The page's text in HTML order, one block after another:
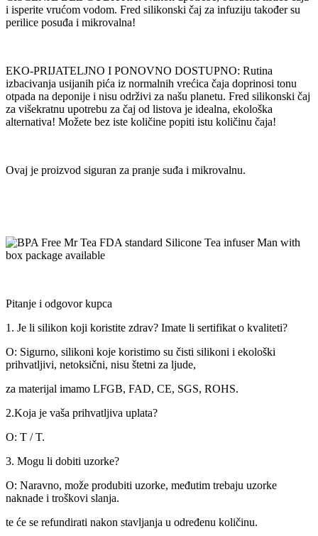
i isperite vrućom vodom. Fred silikonski čaj za infuziju također su
perilice posuđa i mikrovalna!
EKO-PRIJATELJNO I PONOVNO DOSTUPNO: Rutina
izbacivanja usijanih pića iz normalnih vrećica čaja doprinosi tonu
otpada na deponije i nisu održivi za našu planetu. Fred silikonski čaj
za višekratnu upotrebu za čaj od listova je idealna, ekološka
alternativa! Možete bez iste količine popiti istu količinu čaja!
Ovaj je proizvod siguran za pranje suđa i mikrovalnu.
Pitanje i odgovor kupca
1. Je li silikon koji koristite zdrav? Imate li sertifikat o kvaliteti?
O: Sigurno, silikoni koje koristimo su čisti silikoni i ekološki
prihvatljivi, netoksični, nisu štetni za ljude,
za materijal imamo LFGB, FAD, CE, SGS, ROHS.
2.Koja je vaša prihvatljiva uplata?
O: T / T.
3. Mogu li dobiti uzorke?
O: Naravno, može produbiti uzorke, međutim trebaju uzorke
naknade i troškovi slanja.
te će se refundirati nakon stavljanja u određenu količinu.